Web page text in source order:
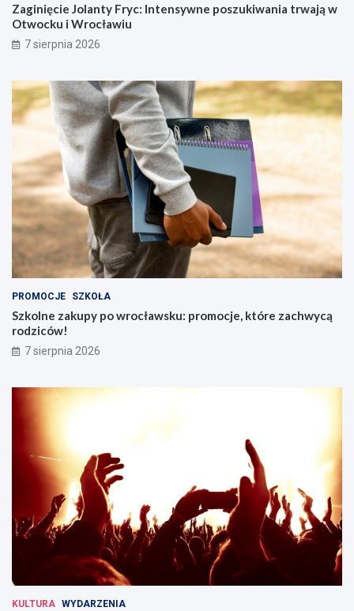
Zaginięcie Jolanty Fryc: Intensywne poszukiwania trwają w
Otwocku i Wrocławiu
7 sierpnia 2026
PROMOCJE SZKOŁA
Szkolne zakupy po wrocławsku: promocje, które zachwycą
rodziców!
7 sierpnia 2026
KULTURA WYDARZENIA